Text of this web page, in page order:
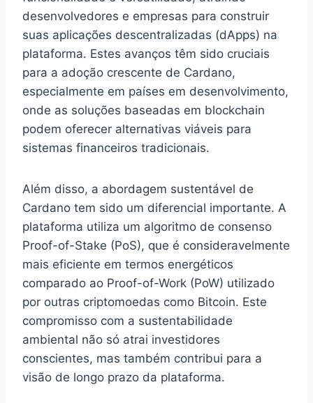
desenvolvedores e empresas para construir
suas aplicações descentralizadas (dApps) na
plataforma. Estes avanços têm sido cruciais
para a adoção crescente de Cardano,
especialmente em países em desenvolvimento,
onde as soluções baseadas em blockchain
podem oferecer alternativas viáveis para
sistemas financeiros tradicionais.
Além disso, a abordagem sustentável de
Cardano tem sido um diferencial importante. A
plataforma utiliza um algoritmo de consenso
Proof-of-Stake (PoS), que é consideravelmente
mais eficiente em termos energéticos
comparado ao Proof-of-Work (PoW) utilizado
por outras criptomoedas como Bitcoin. Este
compromisso com a sustentabilidade
ambiental não só atrai investidores
conscientes, mas também contribui para a
visão de longo prazo da plataforma.